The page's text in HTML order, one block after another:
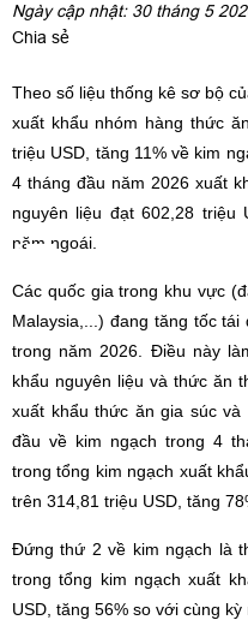
Ngày cập nhật: 30 tháng 5
Chia sẻ
Theo số liệu thống kê sơ bộ
xuất khẩu nhóm hàng thức
triệu USD, tăng 11% về kim
4 tháng đầu năm 2026 xuất
nguyên liệu đạt 602,28 triệu
năm ngoái.
Các quốc gia trong khu vực
Malaysia,...) đang tăng tốc
trong năm 2026. Điều này
khẩu nguyên liệu và thức ăn
xuất khẩu thức ăn gia súc và
đầu về kim ngạch trong 4
trong tổng kim ngạch xuất
trên 314,81 triệu USD, tăng
Đứng thứ 2 về kim ngạch là
trong tổng kim ngạch xuất
USD, tăng 56% so với cùng kỳ